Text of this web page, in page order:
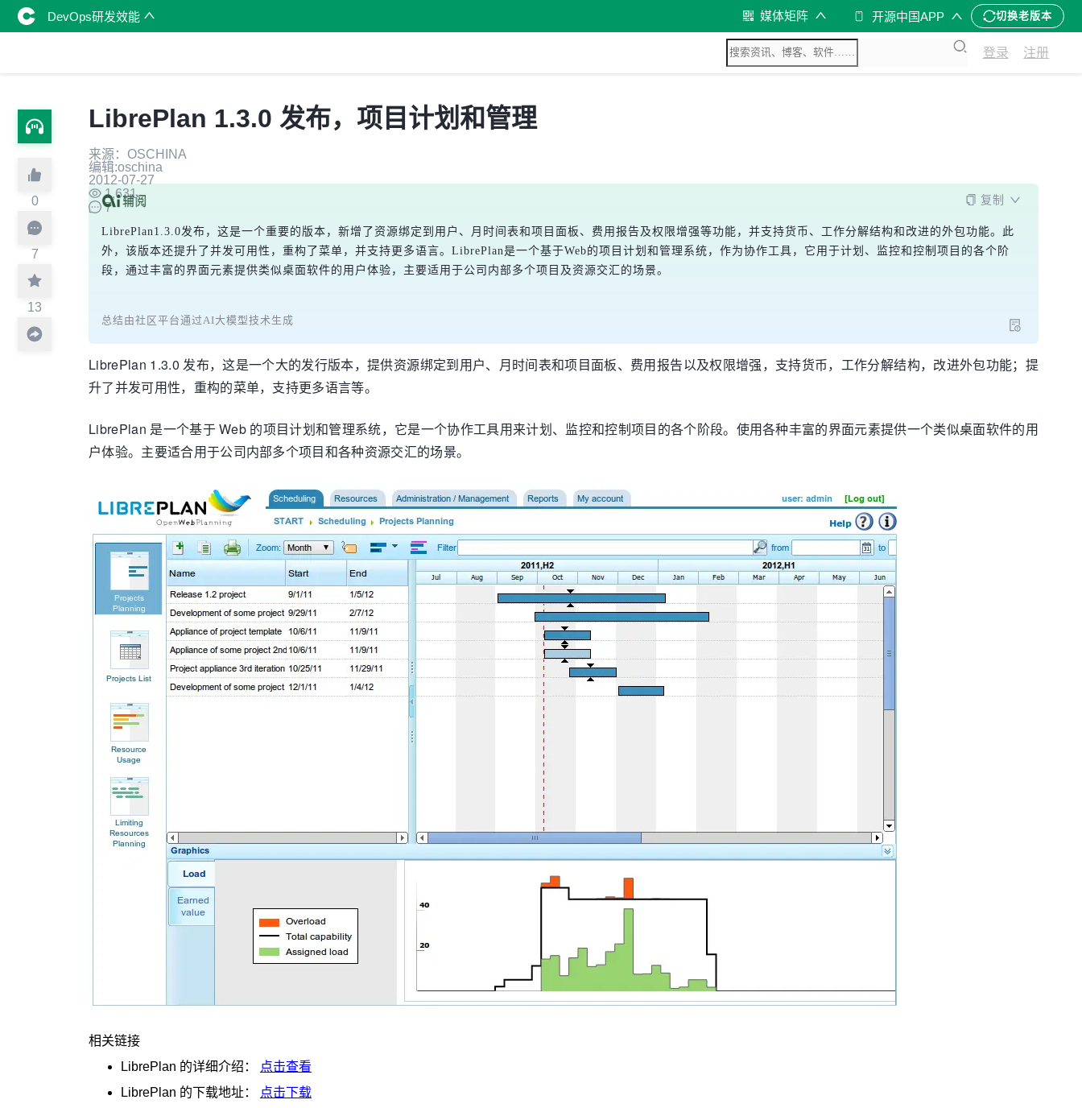
DevOps研发效能 媒体矩阵 开源中国APP 切换老版本
登录 注册
0
7
13
LibrePlan 1.3.0 发布，项目计划和管理
来源：OSCHINA
编辑:oschina
2012-07-27
1,631
7
复制
LibrePlan1.3.0发布，这是一个重要的版本，新增了资源绑定到用户、月时间表和项目面板、费用报告及权限增强等功能，并支持货币、工作分解结构和改进的外包功能。此
外，该版本还提升了并发可用性，重构了菜单，并支持更多语言。LibrePlan是一个基于Web的项目计划和管理系统，作为协作工具，它用于计划、监控和控制项目的各个阶
段，通过丰富的界面元素提供类似桌面软件的用户体验，主要适用于公司内部多个项目及资源交汇的场景。
总结由社区平台通过AI大模型技术生成
LibrePlan 1.3.0 发布，这是一个大的发行版本，提供资源绑定到用户、月时间表和项目面板、费用报告以及权限增强，支持货币，工作分解结构，改进外包功能；提
升了并发可用性，重构的菜单，支持更多语言等。
LibrePlan 是一个基于 Web 的项目计划和管理系统，它是一个协作工具用来计划、监控和控制项目的各个阶段。使用各种丰富的界面元素提供一个类似桌面软件的用
户体验。主要适合用于公司内部多个项目和各种资源交汇的场景。
相关链接
LibrePlan 的详细介绍：
点击查看
LibrePlan 的下载地址： 点击下载